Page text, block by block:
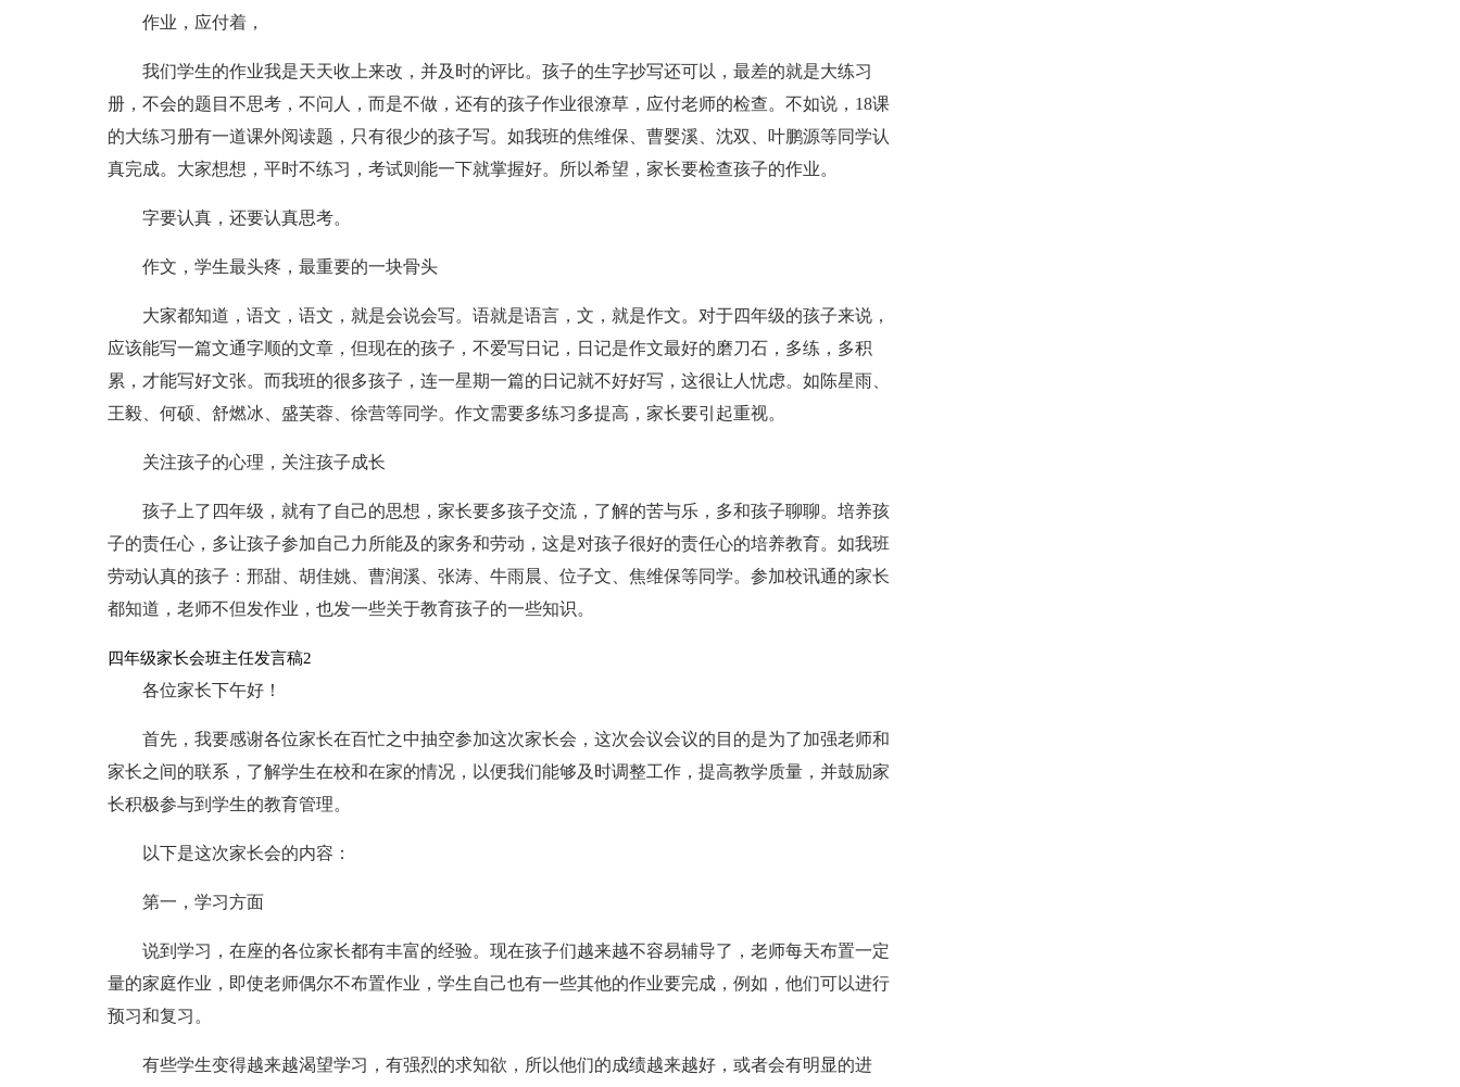
作业，应付着，
我们学生的作业我是天天收上来改，并及时的评比。孩子的生字抄写还可以，最差的就是大练习
册，不会的题目不思考，不问人，而是不做，还有的孩子作业很潦草，应付老师的检查。不如说，18课
的大练习册有一道课外阅读题，只有很少的孩子写。如我班的焦维保、曹婴溪、沈双、叶鹏源等同学认
真完成。大家想想，平时不练习，考试则能一下就掌握好。所以希望，家长要检查孩子的作业。
字要认真，还要认真思考。
作文，学生最头疼，最重要的一块骨头
大家都知道，语文，语文，就是会说会写。语就是语言，文，就是作文。对于四年级的孩子来说，
应该能写一篇文通字顺的文章，但现在的孩子，不爱写日记，日记是作文最好的磨刀石，多练，多积
累，才能写好文张。而我班的很多孩子，连一星期一篇的日记就不好好写，这很让人忧虑。如陈星雨、
王毅、何硕、舒燃冰、盛芙蓉、徐营等同学。作文需要多练习多提高，家长要引起重视。
关注孩子的心理，关注孩子成长
孩子上了四年级，就有了自己的思想，家长要多孩子交流，了解的苦与乐，多和孩子聊聊。培养孩
子的责任心，多让孩子参加自己力所能及的家务和劳动，这是对孩子很好的责任心的培养教育。如我班
劳动认真的孩子：邢甜、胡佳姚、曹润溪、张涛、牛雨晨、位子文、焦维保等同学。参加校讯通的家长
都知道，老师不但发作业，也发一些关于教育孩子的一些知识。
四年级家长会班主任发言稿2
各位家长下午好！
首先，我要感谢各位家长在百忙之中抽空参加这次家长会，这次会议会议的目的是为了加强老师和
家长之间的联系，了解学生在校和在家的情况，以便我们能够及时调整工作，提高教学质量，并鼓励家
长积极参与到学生的教育管理。
以下是这次家长会的内容：
第一，学习方面
说到学习，在座的各位家长都有丰富的经验。现在孩子们越来越不容易辅导了，老师每天布置一定
量的家庭作业，即使老师偶尔不布置作业，学生自己也有一些其他的作业要完成，例如，他们可以进行
预习和复习。
有些学生变得越来越渴望学习，有强烈的求知欲，所以他们的成绩越来越好，或者会有明显的进